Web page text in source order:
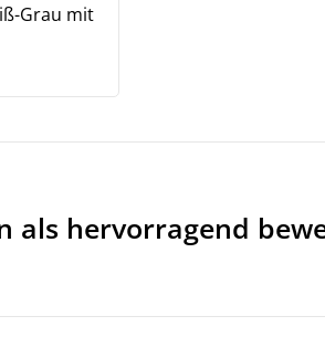
Grau mit
als hervorragend